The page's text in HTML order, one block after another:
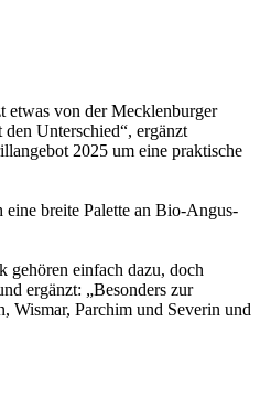
etwas von der Mecklenburger
Unterschied“, ergänzt
2025 um eine praktische
breite Palette an Bio-Angus-
gehören einfach dazu, doch
ergänzt: „Besonders zur
Wismar, Parchim und Severin und